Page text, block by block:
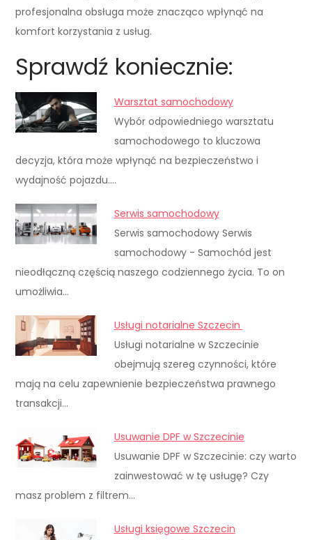
profesjonalna obsługa może znacząco wpłynąć na
komfort korzystania z usług.
Sprawdź koniecznie:
Warsztat samochodowy
Wybór odpowiedniego warsztatu
samochodowego to kluczowa
decyzja, która może wpłynąć na bezpieczeństwo i
wydajność pojazdu.…
Serwis samochodowy
Serwis samochodowy Serwis
samochodowy - Samochód jest
nieodłączną częścią naszego codziennego życia. To on
umożliwia…
Usługi notarialne Szczecin
Usługi notarialne w Szczecinie
obejmują szereg czynności, które
mają na celu zapewnienie bezpieczeństwa prawnego
transakcji…
Usuwanie DPF w Szczecinie
Usuwanie DPF w Szczecinie: czy warto
zainwestować w tę usługę? Czy
masz problem z filtrem…
Usługi księgowe Szczecin